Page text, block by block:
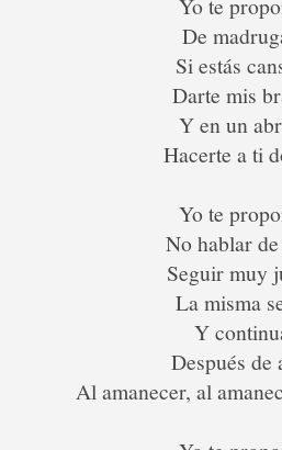
De
Si estás
Darte mis
Y en un
Hacerte a ti
Yo te
No hablar
Seguir muy
La misma
Y
Después de
Al amanecer, al